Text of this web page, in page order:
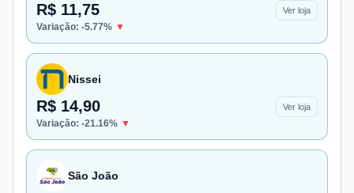
R$ 11,75 Ver loja
Variação: -5.77% ▼
Nissei
R$ 14,90 Ver loja
Variação: -21.16% ▼
São João